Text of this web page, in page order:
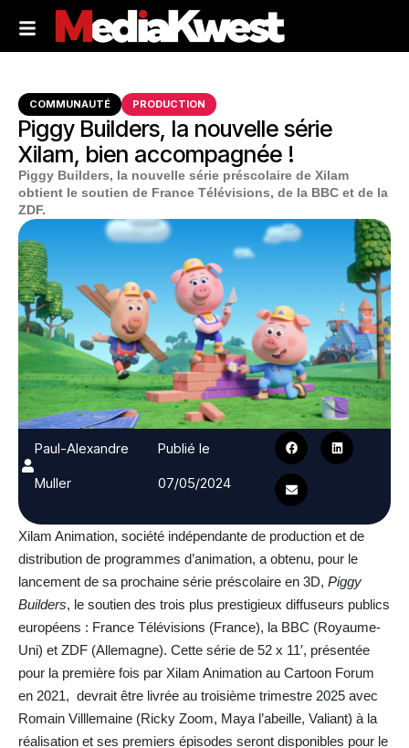
COMMUNAUTÉ PRODUCTION
Piggy Builders, la nouvelle série
Xilam, bien accompagnée !
Piggy Builders, la nouvelle série préscolaire de Xilam
obtient le soutien de France Télévisions, de la BBC et de la
ZDF.
Paul-Alexandre
Muller
Publié le
07/05/2024
Xilam Animation, société indépendante de production et de
distribution de programmes d’animation, a obtenu, pour le
lancement de sa prochaine série préscolaire en 3D, Piggy
Builders, le soutien des trois plus prestigieux diffuseurs publics
européens : France Télévisions (France), la BBC (Royaume-
Uni) et ZDF (Allemagne). Cette série de 52 x 11′, présentée
pour la première fois par Xilam Animation au Cartoon Forum
en 2021, devrait être livrée au troisième trimestre 2025 avec
Romain Villlemaine (Ricky Zoom, Maya l’abeille, Valiant) à la
réalisation et ses premiers épisodes seront disponibles pour le